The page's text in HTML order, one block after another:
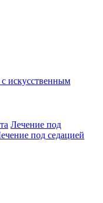
с искусственным
Лечение под
под седацией